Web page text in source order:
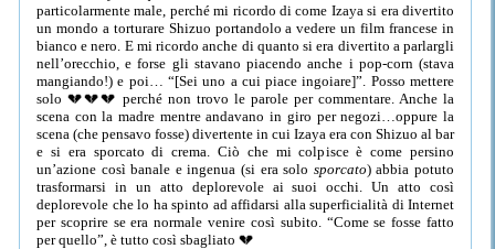
particolarmente male, perché mi ricordo di come Izaya si era divertito
un mondo a torturare Shizuo portandolo a vedere un film francese in
bianco e nero. E mi ricordo anche di quanto si era divertito a parlargli
nell’orecchio, e forse gli stavano piacendo anche i pop-corn (stava
mangiando!) e poi… “[Sei uno a cui piace ingoiare]”. Posso mettere
solo 💔💔💔 perché non trovo le parole per commentare. Anche la
scena con la madre mentre andavano in giro per negozi…oppure la
scena (che pensavo fosse) divertente in cui Izaya era con Shizuo al bar
e si era sporcato di crema. Ciò che mi colpisce è come persino
un’azione così banale e ingenua (si era solo sporcato) abbia potuto
trasformarsi in un atto deplorevole ai suoi occhi. Un atto così
deplorevole che lo ha spinto ad affidarsi alla superficialità di Internet
per scoprire se era normale venire così subito. “Come se fosse fatto
per quello”, è tutto così sbagliato 💔